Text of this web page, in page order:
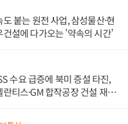
붙는 원전 사업, 삼성물산·현
건설에 다가오는 '약속의 시간'
수요 급증에 북미 증설 타진,
티스·GM 합작공장 건설 재추